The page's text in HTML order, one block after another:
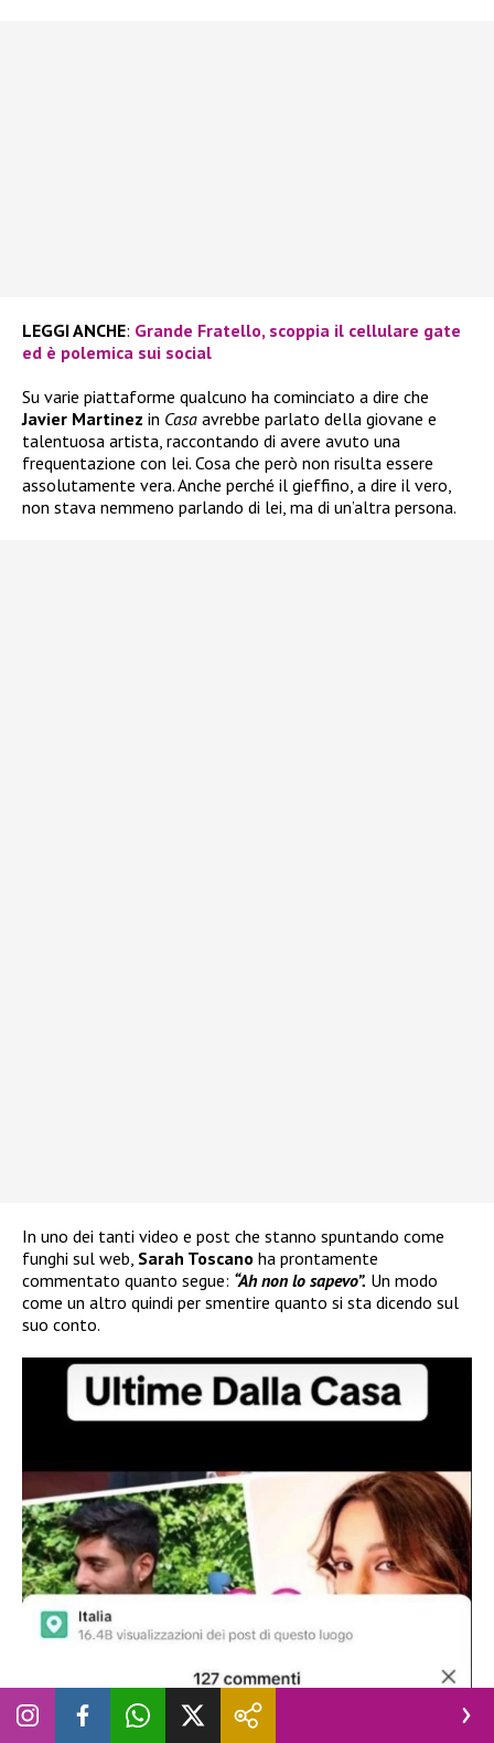
LEGGI ANCHE: Grande Fratello, scoppia il cellulare gate
ed è polemica sui social
Su varie piattaforme qualcuno ha cominciato a dire che
Javier Martinez in Casa avrebbe parlato della giovane e
talentuosa artista, raccontando di avere avuto una
frequentazione con lei. Cosa che però non risulta essere
assolutamente vera. Anche perché il gieffino, a dire il vero,
non stava nemmeno parlando di lei, ma di un’altra persona.
In uno dei tanti video e post che stanno spuntando come
funghi sul web, Sarah Toscano ha prontamente
commentato quanto segue: “Ah non lo sapevo”. Un modo
come un altro quindi per smentire quanto si sta dicendo sul
suo conto.